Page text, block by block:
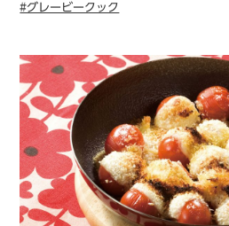
#グレービークック